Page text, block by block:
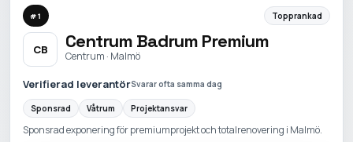
#1 Topprankad
CB Centrum Badrum Premium
Centrum · Malmö
Verifierad leverantörSvarar ofta samma dag
Sponsrad Våtrum Projektansvar
Sponsrad exponering för premiumprojekt och totalrenovering i Malmö.